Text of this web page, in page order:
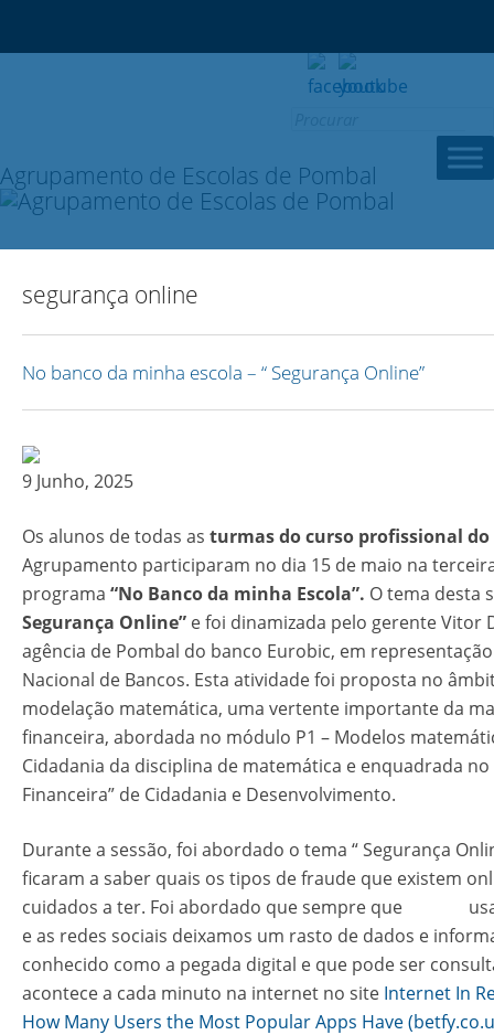
Agrupamento de Escolas de Pombal
segurança online
No banco da minha escola – “ Segurança Online”
9 Junho, 2025
Os alunos de todas as turmas do curso profissional do
Agrupamento participaram no dia 15 de maio na
programa “No Banco da minha Escola”. O tema desta
Segurança Online” e foi dinamizada pelo gerente Vitor
agência de Pombal do banco Eurobic, em
Nacional de Bancos. Esta atividade foi proposta no
modelação matemática, uma vertente importante da
financeira, abordada no módulo P1 – Modelos
Cidadania da disciplina de matemática e enquadrada no
Financeira” de Cidadania e Desenvolvimento.
Durante a sessão, foi abordado o tema “ Segurança
ficaram a saber quais os tipos de fraude que existem
cuidados a ter. Foi abordado que sempre que
e as redes sociais deixamos um rasto de dados e
conhecido como a pegada digital e que pode ser
acontece a cada minuto na internet no site Internet In
How Many Users the Most Popular Apps Have